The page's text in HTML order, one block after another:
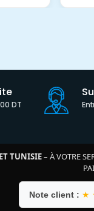
DT
TUNISIE– À VOTRE
Note client : ★